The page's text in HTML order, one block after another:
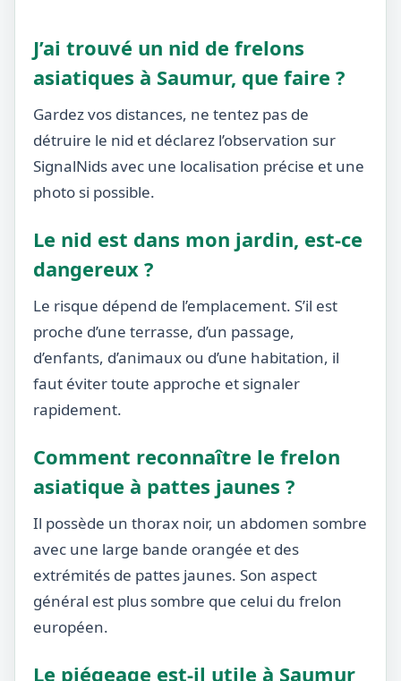
J’ai trouvé un nid de frelons
asiatiques à Saumur, que faire ?
Gardez vos distances, ne tentez pas de
détruire le nid et déclarez l’observation sur
SignalNids avec une localisation précise et une
photo si possible.
Le nid est dans mon jardin, est-ce
dangereux ?
Le risque dépend de l’emplacement. S’il est
proche d’une terrasse, d’un passage,
d’enfants, d’animaux ou d’une habitation, il
faut éviter toute approche et signaler
rapidement.
Comment reconnaître le frelon
asiatique à pattes jaunes ?
Il possède un thorax noir, un abdomen sombre
avec une large bande orangée et des
extrémités de pattes jaunes. Son aspect
général est plus sombre que celui du frelon
européen.
Le piégeage est-il utile à Saumur